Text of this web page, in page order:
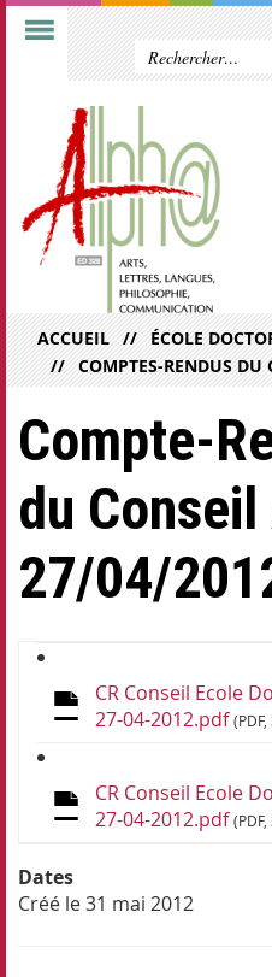
ACCUEIL
ÉCOLE
COMPTES-RENDUS DU
Compte-
du
27/04/
CR Conseil Ecole
27-04-2012.pdf(PDF,
CR Conseil Ecole
27-04-2012.pdf(PDF,
Dates
Créé le31 mai 2012